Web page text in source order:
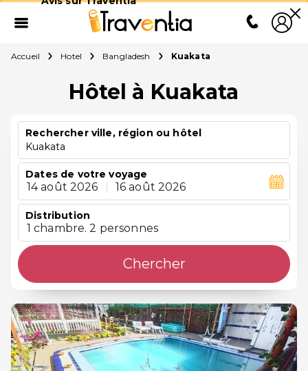
Accueil Hotel Bangladesh Kuakata
Hôtel à Kuakata
Rechercher ville, région ou hôtel
Kuakata
Dates de votre voyage
14 août 2026 16 août 2026
Distribution
1 chambre. 2 personnes
Chercher